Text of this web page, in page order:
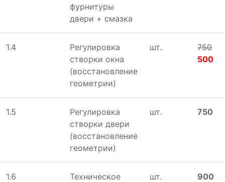
фурнитуры
двери + смазка
1.4
Регулировка
створки окна
(восстановление
геометрии)
шт.
750
500
1.5
Регулировка
створки двери
(восстановление
геометрии)
шт. 750
1.6
Техническое
шт. 900